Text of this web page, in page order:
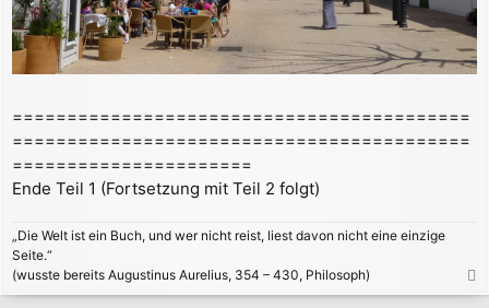
==========================================
==========================================
======================
Ende Teil 1 (Fortsetzung mit Teil 2 folgt)
„Die Welt ist ein Buch, und wer nicht reist, liest davon nicht eine einzige
Seite.“
(wusste bereits Augustinus Aurelius, 354 – 430, Philosoph)
a